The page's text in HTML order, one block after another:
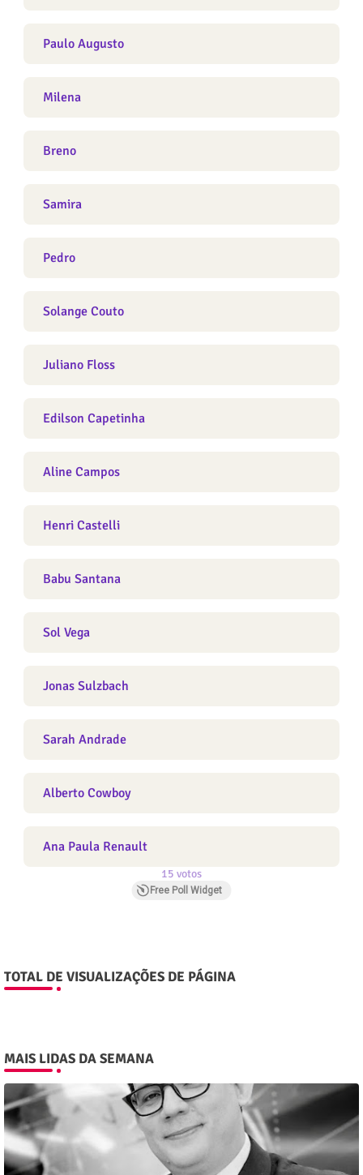
Paulo Augusto
Milena
Breno
Samira
Pedro
Solange Couto
Juliano Floss
Edilson Capetinha
Aline Campos
Henri Castelli
Babu Santana
Sol Vega
Jonas Sulzbach
Sarah Andrade
Alberto Cowboy
Ana Paula Renault
15 votos
Free Poll Widget
TOTAL DE VISUALIZAÇÕES DE PÁGINA
MAIS LIDAS DA SEMANA